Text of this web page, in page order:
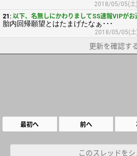
2018/05/05(土
21: 以下、名無しにかわりましてSS速報VIPがお
胎内回帰願望とはたまげたなぁ･･･
2018/05/05(
更新を確認す
最初へ 前へ
このスレッドをシ